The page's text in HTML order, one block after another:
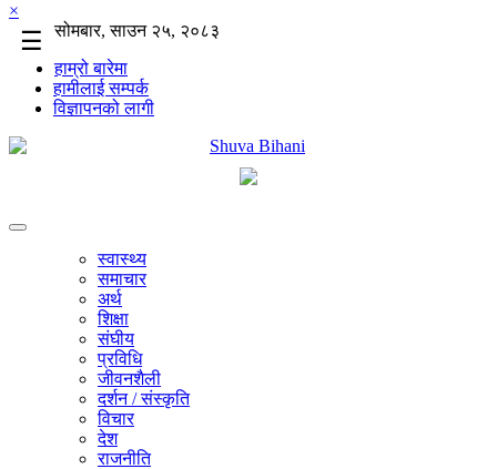
×
☰
सोमबार, साउन २५, २०८३
हाम्रो बारेमा
हामीलाई सम्पर्क
विज्ञापनको लागी
स्वास्थ्य
समाचार
अर्थ
शिक्षा
संघीय
प्रविधि
जीवनशैली
दर्शन / संस्कृति
विचार
देश
राजनीति